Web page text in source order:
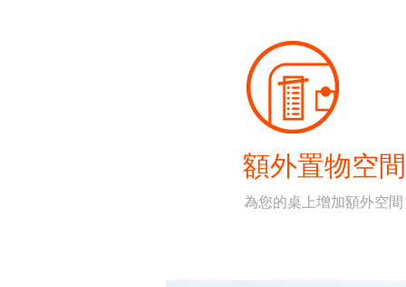
​額外置物空間
為您的桌上增加額外空間